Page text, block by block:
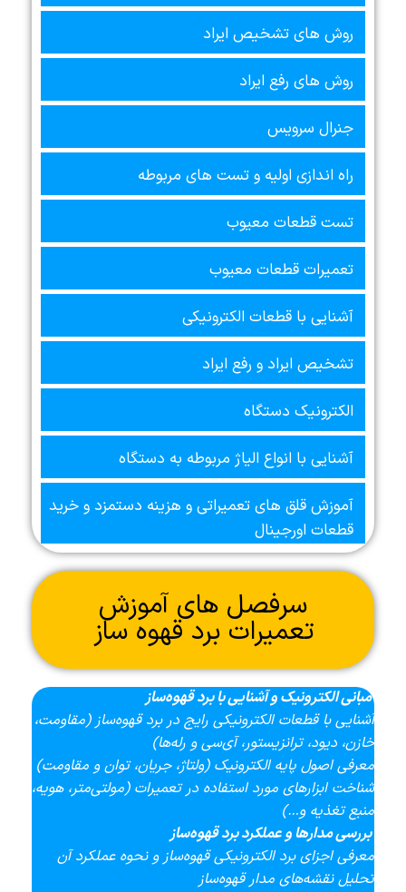
روش های تشخیص ایراد
روش های رفع ایراد
جنرال سرویس
راه اندازی اولیه و تست های مربوطه
تست قطعات معیوب
تعمیرات قطعات معیوب
آشنایی با قطعات الکترونیکی
تشخیص ایراد و رفع ایراد
الکترونیک دستگاه
آشنایی با انواع الیاژ مربوطه به دستگاه
آموزش قلق های تعمیراتی و هزینه دستمزد و خرید
قطعات اورجینال
سرفصل های آموزش
تعمیرات برد قهوه ساز
مبانی الکترونیک و آشنایی با برد قهوه‌ساز
آشنایی با قطعات الکترونیکی رایج در برد قهوه‌ساز (مقاومت،
خازن، دیود، ترانزیستور، آی‌سی و رله‌ها)
معرفی اصول پایه الکترونیک (ولتاژ، جریان، توان و مقاومت)
شناخت ابزارهای مورد استفاده در تعمیرات (مولتی‌متر، هویه،
منبع تغذیه و…)
بررسی مدارها و عملکرد برد قهوه‌ساز
معرفی اجزای برد الکترونیکی قهوه‌ساز و نحوه عملکرد آن
تحلیل نقشه‌های مدار قهوه‌ساز